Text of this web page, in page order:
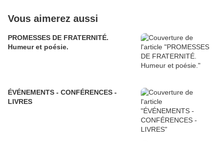
Vous aimerez aussi
PROMESSES DE FRATERNITÉ.
Humeur et poésie.
ÉVÉNEMENTS - CONFÉRENCES -
LIVRES